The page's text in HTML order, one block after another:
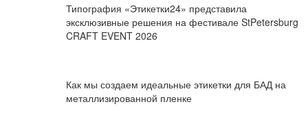
Типография «Этикетки24» представила
эксклюзивные решения на фестивале StPetersburg
CRAFT EVENT 2026
Как мы создаем идеальные этикетки для БАД на
металлизированной пленке